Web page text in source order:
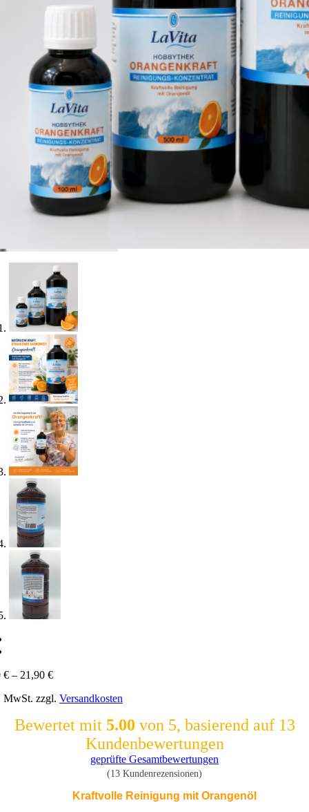
€ – 21,90 €
MwSt. zzgl. Versandkosten
Bewertet mit 5.00 von 5, basierend auf 13
Kundenbewertungen
geprüfte Gesamtbewertungen
(13 Kundenrezensionen)
Kraftvolle Reinigung mit Orangenöl